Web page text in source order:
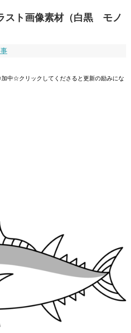
スト画像素材（白黒 モノ
中☆クリックしてくださると更新の励みにな